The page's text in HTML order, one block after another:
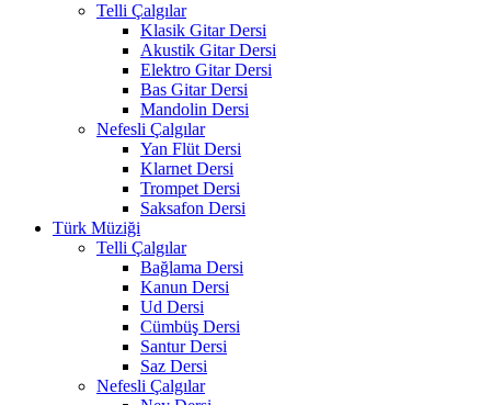
Telli Çalgılar
Klasik Gitar Dersi
Akustik Gitar Dersi
Elektro Gitar Dersi
Bas Gitar Dersi
Mandolin Dersi
Nefesli Çalgılar
Yan Flüt Dersi
Klarnet Dersi
Trompet Dersi
Saksafon Dersi
Türk Müziği
Telli Çalgılar
Bağlama Dersi
Kanun Dersi
Ud Dersi
Cümbüş Dersi
Santur Dersi
Saz Dersi
Nefesli Çalgılar